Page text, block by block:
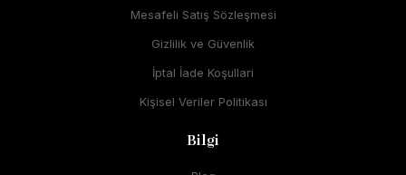
Mesafeli Satış Sözleşmesi
Gizlilik ve Güvenlik
İptal İade Koşullari
Kişisel Veriler Politikası
Bilgi